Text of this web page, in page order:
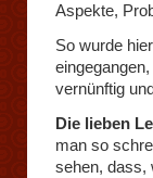
Aspekte,
So wurde
vernünftig
Die lieben
man so
sehen, dass,